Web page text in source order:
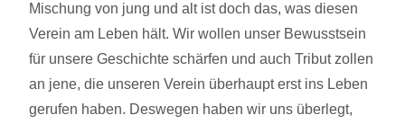
Mischung von jung und alt ist doch das, was diesen
Verein am Leben hält. Wir wollen unser Bewusstsein
für unsere Geschichte schärfen und auch Tribut zollen
an jene, die unseren Verein überhaupt erst ins Leben
gerufen haben. Deswegen haben wir uns überlegt,